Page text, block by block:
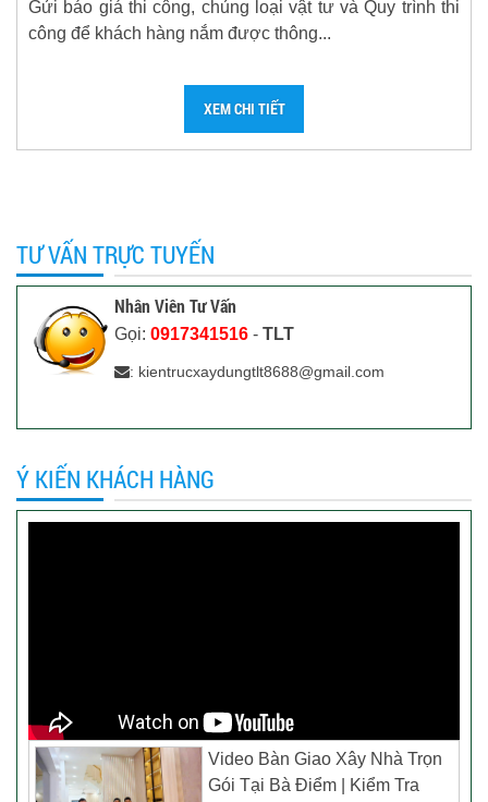
Gửi báo giá thi công, chủng loại vật tư và Quy trình thi
công để khách hàng nắm được thông...
XEM CHI TIẾT
TƯ VẤN TRỰC TUYẾN
Nhân Viên Tư Vấn
Gọi:0917341516 -TLT
: kientrucxaydungtlt8688@gmail.com
Ý KIẾN KHÁCH HÀNG
Video Bàn Giao Xây Nhà Trọn
Gói Tại Bà Điểm | Kiểm Tra